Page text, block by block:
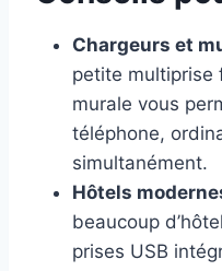
Chargeurs et
petite multiprise
murale vous
téléphone,
simultanément.
Hôtels
beaucoup
prises USB